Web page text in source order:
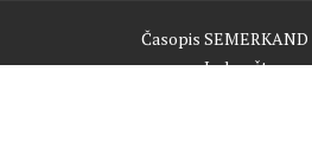
Časopis SEMERKAND
Izdavaštvo